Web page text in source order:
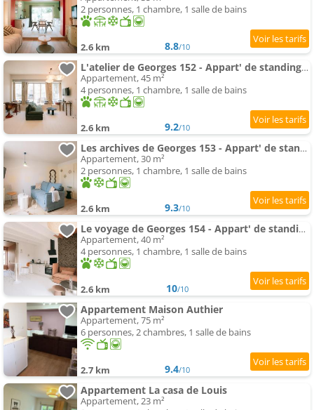
2 personnes, 1 chambre, 1 salle de bains
2.6 km 8.8/10
L'atelier de Georges 152 - Appart' de standing en centre-ville - Jardin privé, Climatisation, Camé
Appartement, 45 m²
4 personnes, 1 chambre, 1 salle de bains
2.6 km 9.2/10
Les archives de Georges 153 - Appart' de standing en centre-ville - Balcon privé, Climatisation, Ca
Appartement, 30 m²
2 personnes, 1 chambre, 1 salle de bains
2.6 km 9.3/10
Le voyage de Georges 154 - Appart' de standing en centre-ville - Balcon privé, Climatisation, Camér
Appartement, 40 m²
4 personnes, 1 chambre, 1 salle de bains
2.6 km 10/10
Appartement Maison Authier
Appartement, 75 m²
6 personnes, 2 chambres, 1 salle de bains
2.7 km 9.4/10
Appartement La casa de Louis
Appartement, 23 m²